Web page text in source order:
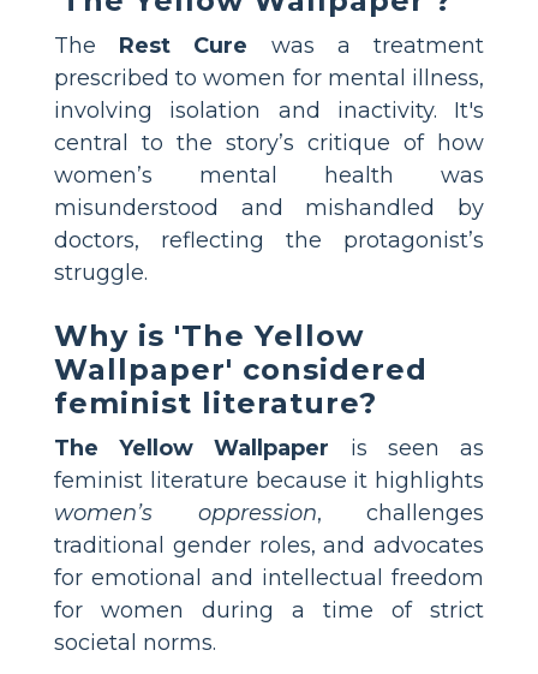
The Rest Cure was a treatment
prescribed to women for mental illness,
involving isolation and inactivity. It's
central to the story’s critique of how
women’s mental health was
misunderstood and mishandled by
doctors, reflecting the protagonist’s
struggle.
Why is 'The Yellow
Wallpaper' considered
feminist literature?
The Yellow Wallpaper is seen as
feminist literature because it highlights
women’s oppression, challenges
traditional gender roles, and advocates
for emotional and intellectual freedom
for women during a time of strict
societal norms.